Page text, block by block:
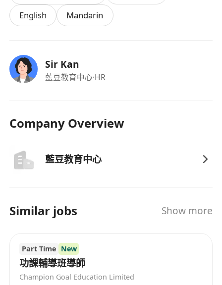
English
Mandarin
Sir Kan
藍豆教育中心·HR
Company Overview
藍豆教育中心
Similar jobs Show more
Part Time New
功課輔導班導師
Champion Goal Education Limited